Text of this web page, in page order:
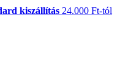
kiszállítás 24.000 Ft-tól